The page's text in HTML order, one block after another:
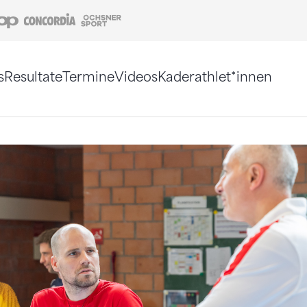
Coop Concordia
ResultateTermineVideosKaderathlet*innen